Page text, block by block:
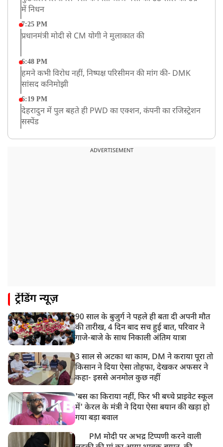
में निधन
7:25 PM
प्रधानमंत्री मोदी से CM योगी ने मुलाकात की
6:48 PM
हमने कभी विरोध नहीं, निष्पक्ष परिसीमन की मांग की- DMK
सांसद कनिमोझी
6:19 PM
देहरादुन में पुल बहते ही PWD का एक्शन, कंपनी का रजिस्ट्रेशन
सस्पेंड
खराब मौसम की चेतावनी के कारण अमरनाथ यात्रा स्थगित
असम बाढ़: 13 जिलों में 15 लाख से ज्यादा लोग प्रभावित, मृतकों
10:21 AM
हिमाचल के चंबा में बड़ा सड़क हादसा, 7 यात्रियों की मौत; 11
घायल
ADVERTISEMENT
ट्रेंडिंग न्यूज़
90 साल के बुजुर्ग ने पहले ही बता दी अपनी मौत
की तारीख, 4 दिन बाद सच हुई बात, परिवार ने
गाजे-बाजे के साथ निकाली अंतिम यात्रा
3 साल से अटका था काम, DM ने कराया पूरा तो
किसान ने दिया ऐसा तोहफा, देखकर अफसर ने
कहा- इससे अनमोल कुछ नहीं
'बस का किराया नहीं, फिर भी बच्चे प्राइवेट स्कूल
में' केरल के मंत्री ने दिया ऐसा बयान की खड़ा हो
गया बड़ा बवाल
PM मोदी पर अभद्र टिप्पणी करने वाली